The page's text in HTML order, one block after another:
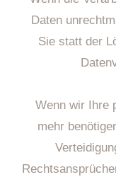
Daten
Sie statt der
Wenn wir Ihre
mehr